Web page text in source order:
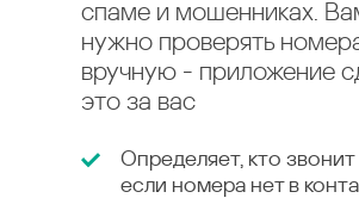
спаме и мошенниках.
нужно проверять
вручную - приложение
это за вас
Определяет, кто
если номера нет в